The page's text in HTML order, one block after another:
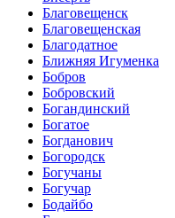
Благовещенск
Благовещенская
Благодатное
Ближняя Игуменка
Бобров
Бобровский
Богандинский
Богатое
Богданович
Богородск
Богучаны
Богучар
Бодайбо